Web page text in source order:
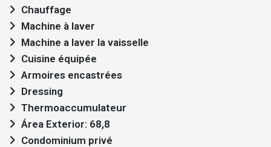
Chauffage
Machine à laver
Machine a laver la vaisselle
Cuisine équipée
Armoires encastrées
Dressing
Thermoaccumulateur
Área Exterior: 68,8
Condominium privé